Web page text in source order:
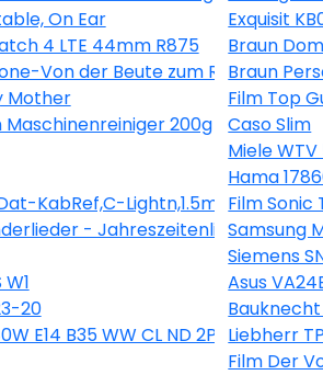
On Ear
Exquisit
4 LTE 44mm R875
Braun
Von der Beute zum Raubtier
Braun
Mother
Film Top
Maschinenreiniger 200g
Caso Slim
Miele
Hama
KabRef,C-Lightn,1.5m Film Sonic
- Jahreszeitenlieder Tonies
Samsung
Siemens
Asus
20
Bauknecht
E14 B35 WW CL ND 2PF - 2er Pack
Liebherr
Film Der